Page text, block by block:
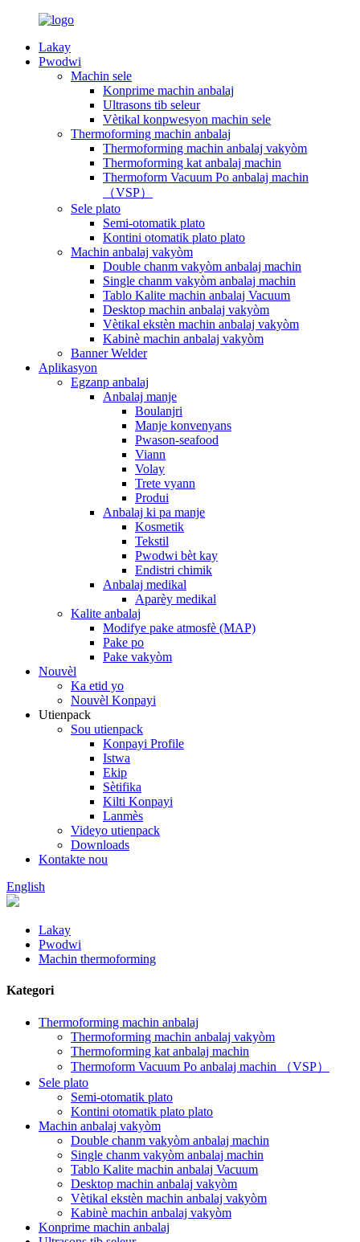
Lakay
Pwodwi
Machin sele
Konprime machin anbalaj
Ultrasons tib seleur
Vètikal konpwesyon machin sele
Thermoforming machin anbalaj
Thermoforming machin anbalaj vakyòm
Thermoforming kat anbalaj machin
Thermoform Vacuum Po anbalaj machin
（VSP）
Sele plato
Semi-otomatik plato
Kontini otomatik plato plato
Machin anbalaj vakyòm
Double chanm vakyòm anbalaj machin
Single chanm vakyòm anbalaj machin
Tablo Kalite machin anbalaj Vacuum
Desktop machin anbalaj vakyòm
Vètikal ekstèn machin anbalaj vakyòm
Kabinè machin anbalaj vakyòm
Banner Welder
Aplikasyon
Egzanp anbalaj
Anbalaj manje
Boulanjri
Manje konvenyans
Pwason-seafood
Viann
Volay
Trete vyann
Produi
Anbalaj ki pa manje
Kosmetik
Tekstil
Pwodwi bèt kay
Endistri chimik
Anbalaj medikal
Aparèy medikal
Kalite anbalaj
Modifye pake atmosfè (MAP)
Pake po
Pake vakyòm
Nouvèl
Ka etid yo
Nouvèl Konpayi
Utienpack
Sou utienpack
Konpayi Profile
Istwa
Ekip
Sètifika
Kilti Konpayi
Lanmès
Videyo utienpack
Downloads
Kontakte nou
English
Lakay
Pwodwi
Machin thermoforming
Kategori
Thermoforming machin anbalaj
Thermoforming machin anbalaj vakyòm
Thermoforming kat anbalaj machin
Thermoform Vacuum Po anbalaj machin （VSP）
Sele plato
Semi-otomatik plato
Kontini otomatik plato plato
Machin anbalaj vakyòm
Double chanm vakyòm anbalaj machin
Single chanm vakyòm anbalaj machin
Tablo Kalite machin anbalaj Vacuum
Desktop machin anbalaj vakyòm
Vètikal ekstèn machin anbalaj vakyòm
Kabinè machin anbalaj vakyòm
Konprime machin anbalaj